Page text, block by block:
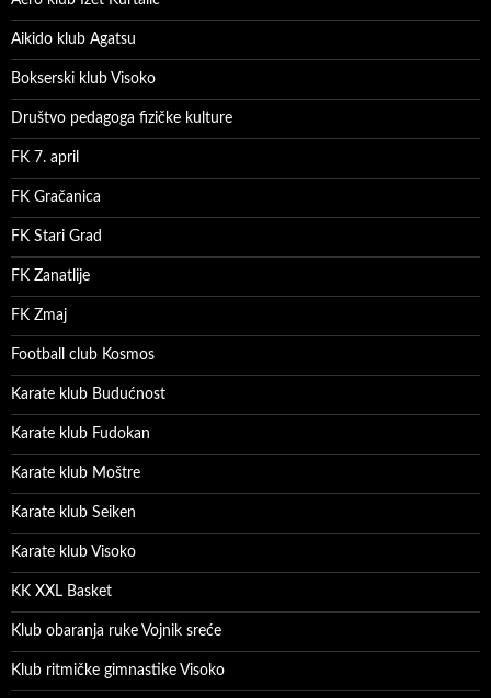
Aikido klub Agatsu
Bokserski klub Visoko
Društvo pedagoga fizičke kulture
FK 7. april
FK Gračanica
FK Stari Grad
FK Zanatlije
FK Zmaj
Football club Kosmos
Karate klub Budućnost
Karate klub Fudokan
Karate klub Moštre
Karate klub Seiken
Karate klub Visoko
KK XXL Basket
Klub obaranja ruke Vojnik sreće
Klub ritmičke gimnastike Visoko